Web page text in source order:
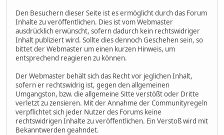
Den Besuchern dieser Seite ist es ermöglicht durch das Forum
Inhalte zu veröffentlichen. Dies ist vom Webmaster
ausdrücklich erwünscht, sofern dadurch kein rechtswidriger
Inhalt publiziert wird. Sollte dies dennoch Geschehen sein, so
bittet der Webmaster um einen kurzen Hinweis, um
entsprechend reagieren zu können.
Der Webmaster behält sich das Recht vor jeglichen Inhalt,
sofern er rechtswidrig ist, gegen den allgemeinen
Umgangston, bzw. die allgemeine Sitte verstößt oder Dritte
verletzt zu zensieren. Mit der Annahme der Communityregeln
verpflichtet sich jeder Nutzer des Forums keine
rechtswidrigen Inhalte zu veröffentlichen. Ein Verstoß wird mit
Bekanntwerden geahndet.